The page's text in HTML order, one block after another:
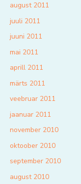
august 2011
juuli 2011
juuni 2011
mai 2011
aprill 2011
märts 2011
veebruar 2011
jaanuar 2011
november 2010
oktoober 2010
september 2010
august 2010